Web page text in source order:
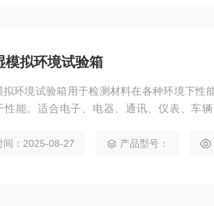
模拟环境试验箱
环境试验箱用于检测材料在各种环境下性
性能。适合电子、电器、通讯、仪表、车
间：2025-08-27 产品型号：